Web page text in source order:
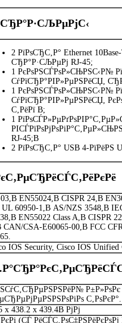
2 РїРѕСЂС‚Р° Ethernet
СЂР°Р·СЉРµРј RJ-45;
1 РєРѕРЅСЃРѕР»СЊРЅС‹Р№
СѓРїСЂР°РІР»РµРЅРёСЏ,
1 РєРѕРЅСЃРѕР»СЊРЅС‹Р№
СѓРїСЂР°РІР»РµРЅРёСЏ,
С‚РёРї B;
1
RJ-45;В
2 РїРѕСЂС‚Р° USB 4-РїРёРЅ
EN55024,В CISPR 24,В
UL 60950-1,В AS/NZS 3548,В
EN55022 Class A,В CISPR
CAN/CSA-E60065-00,В FCC
IOS Security, Cisco IOS Unified
Р±Р»РѕРє
С‚РѕРєР°.
x 438.2 x 439.4В РјРј
(СЃ